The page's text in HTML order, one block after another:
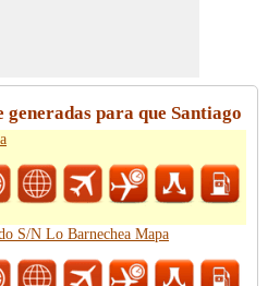
para que Santiago
S/N Lo Barnechea Mapa